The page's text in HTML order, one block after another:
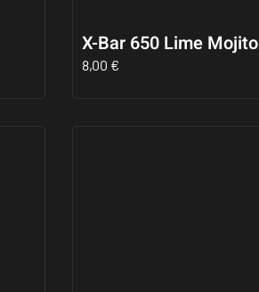
X-Bar 650 Lime Mojito
8,00 €